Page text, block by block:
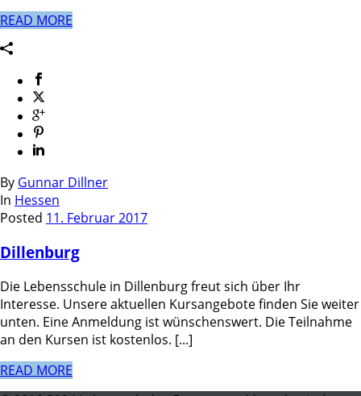
READ MORE
By Gunnar Dillner
In Hessen
Posted 11. Februar 2017
Dillenburg
Die Lebensschule in Dillenburg freut sich über Ihr
Interesse. Unsere aktuellen Kursangebote finden Sie weiter
unten. Eine Anmeldung ist wünschenswert. Die Teilnahme
an den Kursen ist kostenlos. [...]
READ MORE